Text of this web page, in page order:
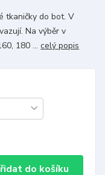
tkaničky do bot. V
Na výběr v
180 ...celý popis
do košíku